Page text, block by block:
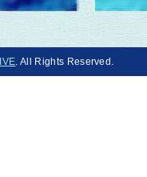
. All Rights Reserved.